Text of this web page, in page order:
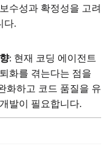
수성과 확정성을 고려
다.
: 현재 코딩 에이전트
화를 겪는다는 점을
화하고 코드 품질을 유
발이 필요합니다.